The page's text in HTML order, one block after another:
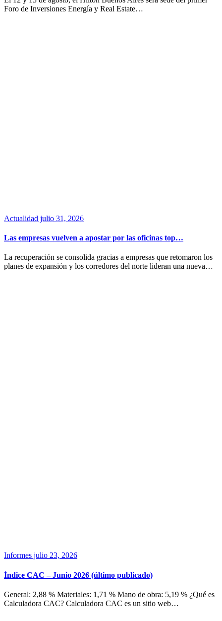
Foro de Inversiones Energía y Real Estate…
Actualidad julio 31, 2026
Las empresas vuelven a apostar por las oficinas top…
La recuperación se consolida gracias a empresas que retomaron los
planes de expansión y los corredores del norte lideran una nueva…
Informes julio 23, 2026
Índice CAC – Junio 2026 (último publicado)
General: 2,88 % Materiales: 1,71 % Mano de obra: 5,19 % ¿Qué es
Calculadora CAC? Calculadora CAC es un sitio web…